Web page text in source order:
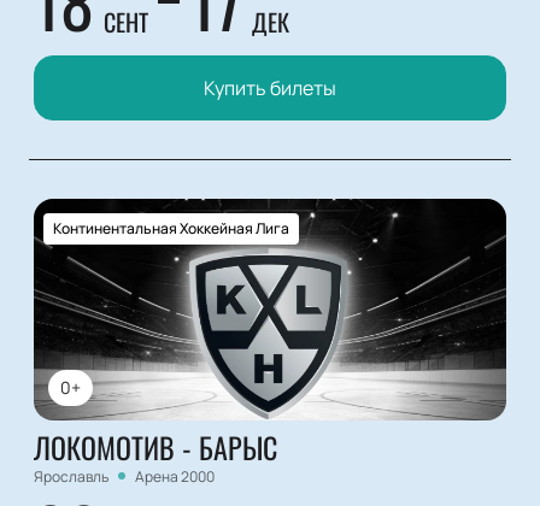
СЕНТ ДЕК
Купить билеты
0+
Континентальная Хоккейная Лига
ЛОКОМОТИВ - БАРЫС
Ярославль Арена 2000